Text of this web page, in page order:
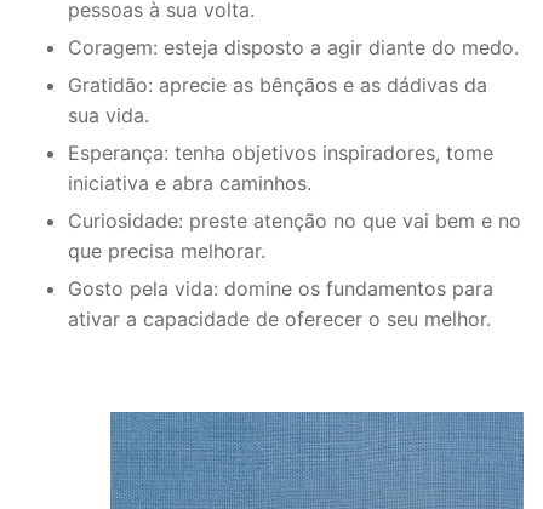
pessoas à sua volta.
Coragem: esteja disposto a agir diante do medo.
Gratidão: aprecie as bênçãos e as dádivas da
sua vida.
Esperança: tenha objetivos inspiradores, tome
iniciativa e abra caminhos.
Curiosidade: preste atenção no que vai bem e no
que precisa melhorar.
Gosto pela vida: domine os fundamentos para
ativar a capacidade de oferecer o seu melhor.